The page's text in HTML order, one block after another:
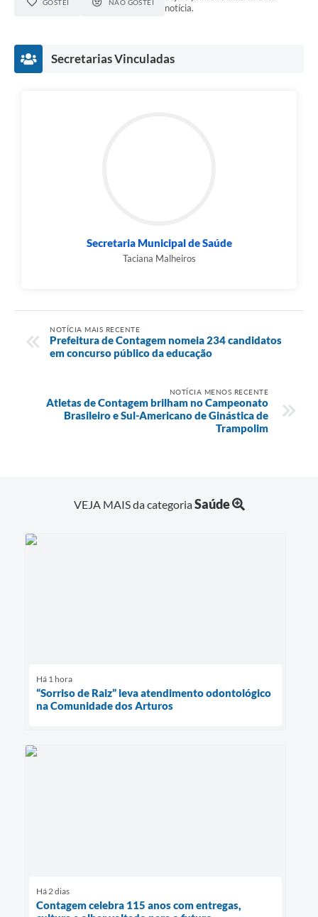
GOSTEI NÃO GOSTEI
notícia.
Secretarias Vinculadas
Secretaria Municipal de Saúde
Taciana Malheiros
NOTÍCIA MAIS RECENTE
Prefeitura de Contagem nomeia 234 candidatos
em concurso público da educação
NOTÍCIA MENOS RECENTE
Atletas de Contagem brilham no Campeonato
Brasileiro e Sul-Americano de Ginástica de
Trampolim
VEJA MAIS da categoriaSaúde
Há 1 hora
“Sorriso de Raiz” leva atendimento odontológico
na Comunidade dos Arturos
Há 2 dias
Contagem celebra 115 anos com entregas,